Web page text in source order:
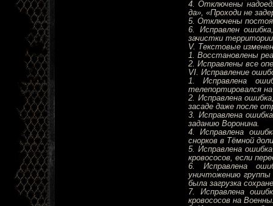
4. Отключены
да», «Проходи не
5. Отключены
6. Исправлен
зачистки
V. Текстовые
1. Восстановлены
2. Исправлены все
VI. Исправление
1. Исправлена
телепортировался
2. Исправлена
засаде даже после
3. Исправлена
заданию Воронина.
4. Исправлена
снорков в Тёмной
5. Исправлена
кровососов, если
6. Исправлена
уничтожению группы
была загрузка
7. Исправлена
кровососов на